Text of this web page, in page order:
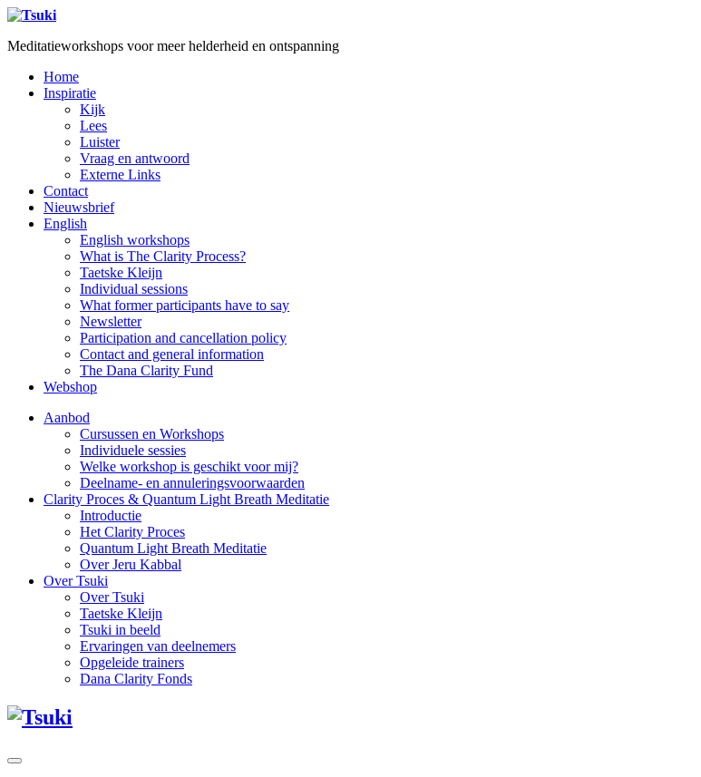
Meditatieworkshops voor meer helderheid en ontspanning
Home
Inspiratie
Kijk
Lees
Luister
Vraag en antwoord
Externe Links
Contact
Nieuwsbrief
English
English workshops
What is The Clarity Process?
Taetske Kleijn
Individual sessions
What former participants have to say
Newsletter
Participation and cancellation policy
Contact and general information
The Dana Clarity Fund
Webshop
Aanbod
Cursussen en Workshops
Individuele sessies
Welke workshop is geschikt voor mij?
Deelname- en annuleringsvoorwaarden
Clarity Proces & Quantum Light Breath Meditatie
Introductie
Het Clarity Proces
Quantum Light Breath Meditatie
Over Jeru Kabbal
Over Tsuki
Over Tsuki
Taetske Kleijn
Tsuki in beeld
Ervaringen van deelnemers
Opgeleide trainers
Dana Clarity Fonds